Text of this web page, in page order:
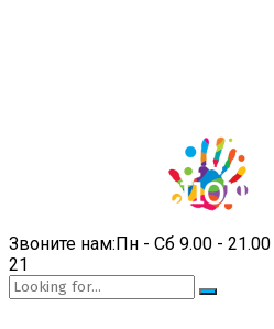
Звоните нам:Пн - Сб 9.00 - 21.00
21